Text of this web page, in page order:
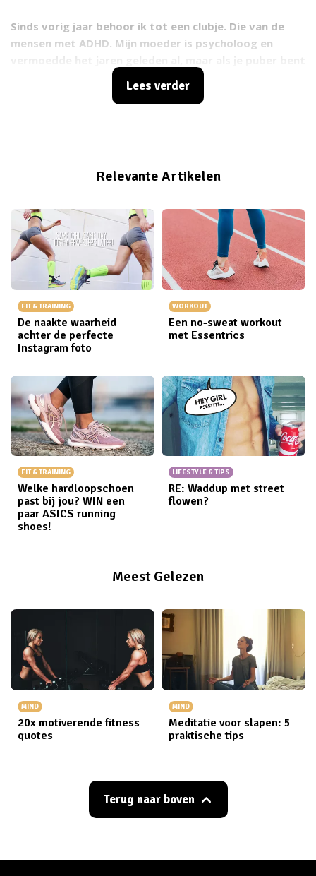
Sinds vorig jaar behoor ik tot een clubje. Die van de
mensen met ADHD. Mijn moeder is psycholoog en
is vrijwel alles wat je moeder zegt niet waar. Het ging
prima met me en ik had nergens last van.
grote chaos in mijn hoofd. Ik probeer alles wanhopig
aan over. "Dat heeft toch iedereen in stressvolle
periodes?" Dat zal heus, maar als ik mijn 'stressvolle
momenten' vergelijk met die van anderen, zijn ze
stiekem niet zo heel stressvol. Behalve voor mij dan.
Lees verder
Relevante Artikelen
FIT & TRAINING
De naakte waarheid
achter de perfecte
Instagram foto
WORKOUT
Een no-sweat workout
met Essentrics
FIT & TRAINING
Welke hardloopschoen
past bij jou? WIN een
paar ASICS running
shoes!
LIFESTYLE & TIPS
RE: Waddup met street
flowen?
Meest Gelezen
MIND
20x motiverende fitness
quotes
MIND
Meditatie voor slapen: 5
praktische tips
Terug naar boven